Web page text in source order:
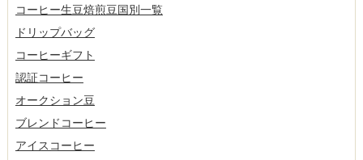
コーヒー生豆焙煎豆国別一覧
ドリップバッグ
コーヒーギフト
認証コーヒー
オークション豆
ブレンドコーヒー
アイスコーヒー